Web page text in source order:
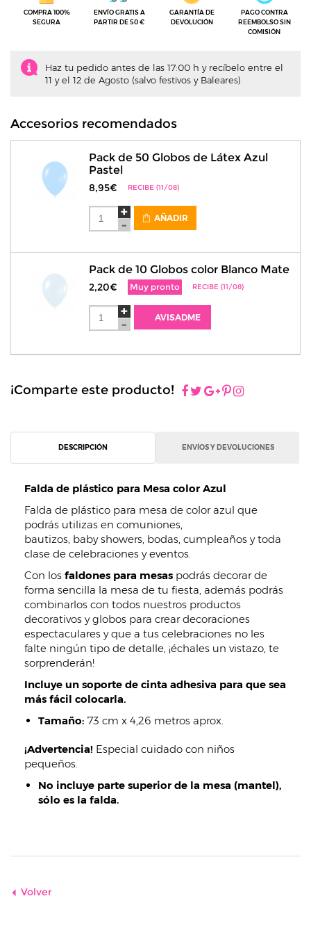
COMPRA 100%
SEGURA
ENVÍO GRATIS A
PARTIR DE 50 €
GARANTÍA DE
DEVOLUCIÓN
PAGO CONTRA
REEMBOLSO SIN
COMISIÓN
Haz tu pedido antes de las 17:00 h y recíbelo entre el
11 y el 12 de Agosto (salvo festivos y Baleares)
Accesorios recomendados
Pack de 50 Globos de Látex Azul
Pastel
8,95€ RECIBE (11/08)
AÑADIR
Pack de 10 Globos color Blanco Mate
2,20€ Muy pronto RECIBE (11/08)
AVISADME
¡Comparte este producto!
DESCRIPCIÓN ENVÍOS Y DEVOLUCIONES
Falda de plástico para Mesa color Azul
Falda de plástico para mesa de color azul que
podrás utilizas en comuniones,
bautizos, baby showers, bodas, cumpleaños y toda
clase de celebraciones y eventos.
Con los faldones para mesas podrás decorar de
forma sencilla la mesa de tu fiesta, además podrás
combinarlos con todos nuestros productos
decorativos y globos para crear decoraciones
espectaculares y que a tus celebraciones no les
falte ningún tipo de detalle, ¡échales un vistazo, te
sorprenderán!
Incluye un soporte de cinta adhesiva para que sea
más fácil colocarla.
Tamaño: 73 cm x 4,26 metros aprox.
¡Advertencia! Especial cuidado con niños
pequeños.
No incluye parte superior de la mesa (mantel),
sólo es la falda.
Volver